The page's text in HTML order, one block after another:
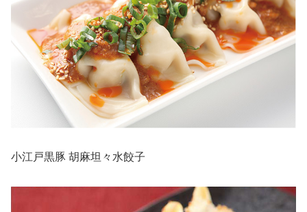
小江戸黒豚 胡麻坦々水餃子